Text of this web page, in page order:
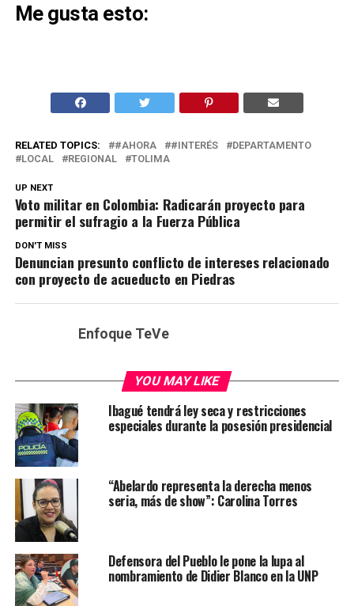
Me gusta esto:
RELATED TOPICS: #AHORA #INTERÉS
DEPARTAMENTO
LOCAL
REGIONAL TOLIMA
UP NEXT
Voto militar en Colombia: Radicarán proyecto para
permitir el sufragio a la Fuerza Pública
DON'T MISS
Denuncian presunto conflicto de intereses relacionado
con proyecto de acueducto en Piedras
Enfoque TeVe
YOU MAY LIKE
Ibagué tendrá ley seca y restricciones
especiales durante la posesión presidencial
“Abelardo representa la derecha menos
seria, más de show”: Carolina Torres
Defensora del Pueblo le pone la lupa al
nombramiento de Didier Blanco en la UNP